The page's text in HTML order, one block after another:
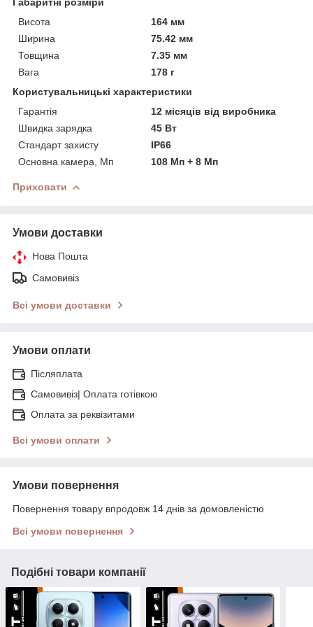
Висота
164 мм
Ширина
75.42 мм
Товщина
7.35 мм
Вага
178 г
Користувальницькі характеристики
Гарантія
12 місяців від виробника
Швидка зарядка
45 Вт
Стандарт захисту
IP66
Основна камера, Мп
108 Мп + 8 Мп
Приховати
Умови доставки
Нова Пошта
Самовивіз
Всі умови доставки
Умови оплати
Післяплата
Самовивіз| Оплата готівкою
Оплата за реквізитами
Всі умови оплати
Умови повернення
Повернення товару впродовж 14 днів за домовленістю
Всі умови повернення
Подібні товари компанії